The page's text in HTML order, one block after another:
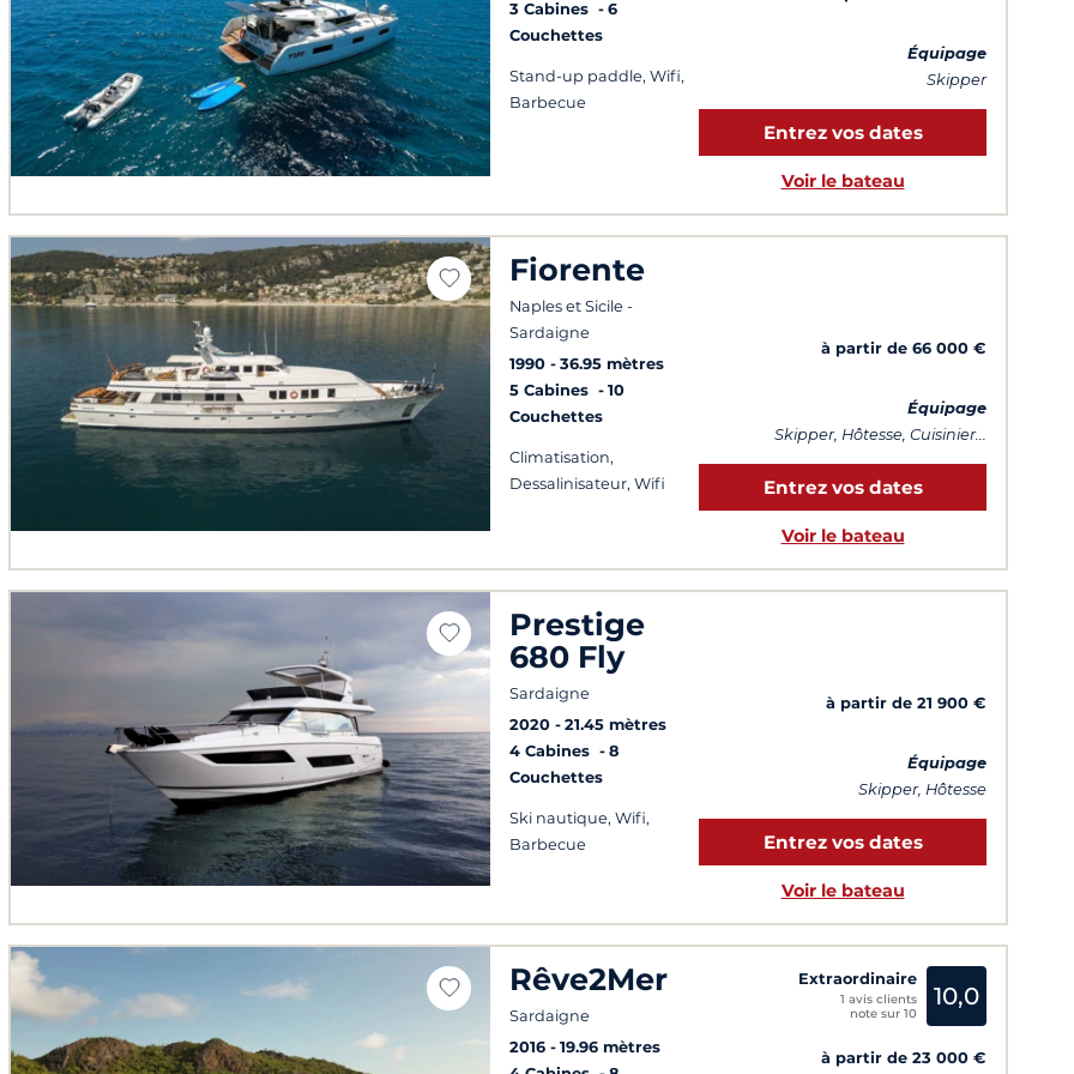
3 Cabines
6
Couchettes
Stand-up paddle, Wifi,
Barbecue
Équipage
Skipper
Entrez vos dates
Voir le bateau
Fiorente
Naples et Sicile -
Sardaigne
1990
36.95 mètres
5 Cabines
10
Couchettes
Climatisation,
Dessalinisateur, Wifi
à partir de 66 000 €
Équipage
Skipper, Hôtesse, Cuisinier...
Entrez vos dates
Voir le bateau
Prestige
680 Fly
Sardaigne
2020
21.45 mètres
4 Cabines
8
Couchettes
Ski nautique, Wifi,
Barbecue
à partir de 21 900 €
Équipage
Skipper, Hôtesse
Entrez vos dates
Voir le bateau
Rêve2Mer
Sardaigne
2016
19.96 mètres
Extraordinaire
1 avis clients
note sur 10
10,0
à partir de 23 000 €